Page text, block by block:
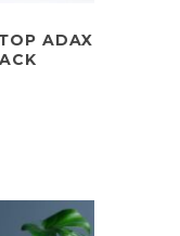
ADAX